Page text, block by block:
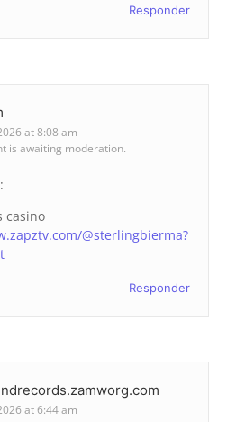
Responder
at 8:08 am
is awaiting moderation.
casino
@sterlingbierma?
Responder
at 6:44 am